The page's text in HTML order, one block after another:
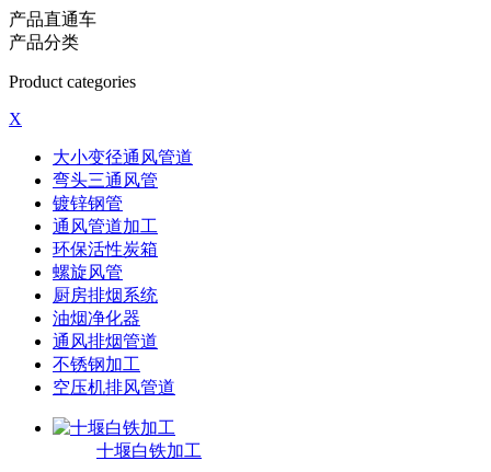
产品直通车
产品分类
Product categories
X
大小变径通风管道
弯头三通风管
镀锌钢管
通风管道加工
环保活性炭箱
螺旋风管
厨房排烟系统
油烟净化器
通风排烟管道
不锈钢加工
空压机排风管道
十堰白铁加工